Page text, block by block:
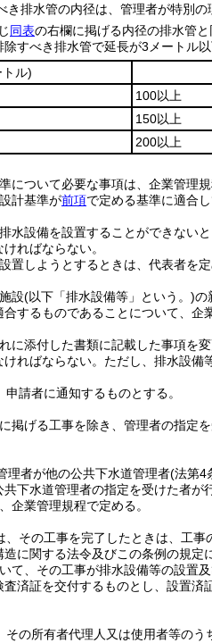
排水管の内径は、管理者が特別の
同表の右欄に掲げる内径の排水管
すべき排水管で延長が3メートル
ル)
100以上
150以上
200以上
について必要な事項は、企業管理規
計基準が前項で定める基準に適合
水設備を設置することができない
ればならない。
置しようとするときは、代表者を
設(以下「排水設備等」という。)の
するものであることについて、
に添付した書類に記載した事項を
ればならない。 ただし、排水設備
請者に通知するものとする。
掲げる工事を除き、管理者の指定
理者が他の公共下水道管理者(法第4
下水道管理者の指定を受けた者が
企業管理規程で定める。
その工事を完了したときは、工
に関する法令及びこの条例の規
て、その工事が排水設備等の設置
済証を交付するものとし、設置済
の所有者代理人又は使用者等の